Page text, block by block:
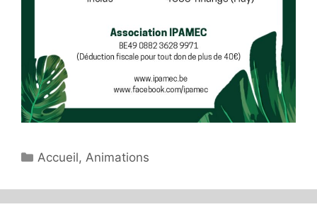
Catégories
Accueil, Animations